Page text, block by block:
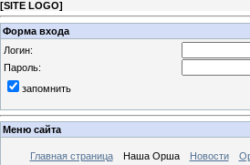
[SITE LOGO]
Форма входа
Логин:
Пароль:
запомнить
Меню сайта
Главная страница Наша Орша Новости